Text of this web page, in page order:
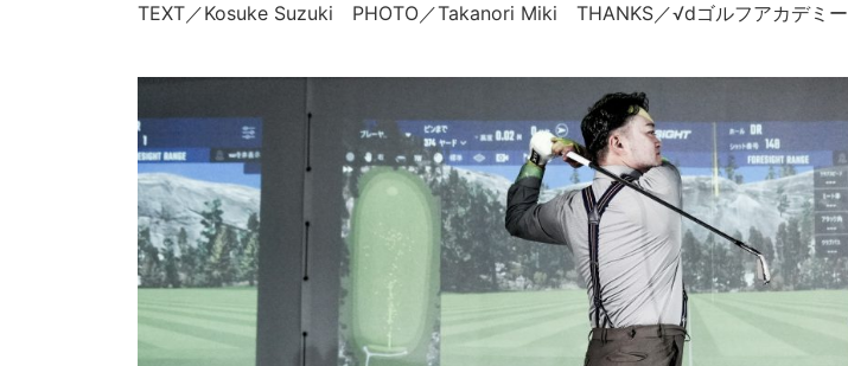
TEXT／Kosuke Suzuki PHOTO／Takanori Miki THANKS／√dゴルフアカデミー